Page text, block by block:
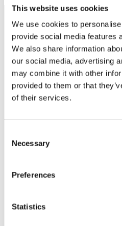
This website uses cookies
We use cookies to
provide social media features
We also share information
our social media, advertising
may combine it with other
provided to them or that
of their services.
Selection
Necessary
Preferences
Statistics
Av småföretagare,
Ett medlemskap späckat
Näringspolitik
Förmåner
Försäkringar
Rådgivning
Om oss